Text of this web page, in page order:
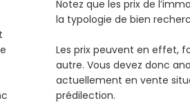
Notez que les prix de
la typologie de bien
Les prix peuvent en effet,
autre. Vous devez donc
actuellement en vente
prédilection.